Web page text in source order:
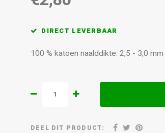
DIRECT LEVERBAAR
100 % katoen naalddikte: 2,5 - 3,0 mm
DEEL DIT PRODUCT: